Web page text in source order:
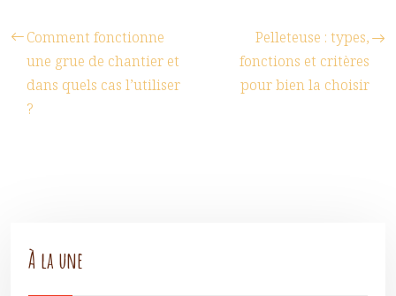
Comment fonctionne
une grue de chantier et
dans quels cas l’utiliser
?
Pelleteuse : types,
fonctions et critères
pour bien la choisir
À la une